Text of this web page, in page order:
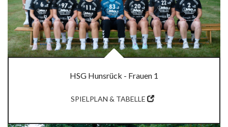
HSG Hunsrück - Frauen 1
SPIELPLAN & TABELLE